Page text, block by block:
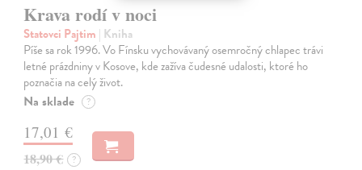
Krava rodí v noci
Statovci Pajtim | Kniha
Píše sa rok 1996. Vo Fínsku vychovávaný osemročný chlapec trávi
letné prázdniny v Kosove, kde zažíva čudesné udalosti, ktoré ho
poznačia na celý život.
Na sklade ?
17,01 €
18,90 € ?